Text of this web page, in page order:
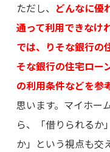
ただし、 どんなに優
通って利用できなけ
では、りそな銀行の
そな銀行の住宅ロー
の利用条件などを参
思います。マイホー
ら、「借りられるか
か」という視点も交